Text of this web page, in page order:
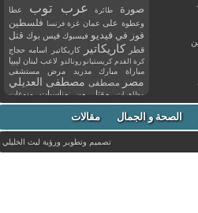
صورة طائرة عرب توب
عطا
وعطوة على عمان غزة فرنسا فلسطين
فوز في فيديو فيسبوك فيس بوك قتل
قطر كاريكاتير كاريكاتير اسامه حجاج
كرة القدم كريستيانو رونالدو لاعب لبنان ليبيا
مباراة مبارك مدريد مرض مستشفى
مصر مصطفى مصطفى العديلي
مظاهرات مقتل من مناسبات
منوعات
مواليد
موت ميسي ميلان نادي نشر
وفاة وفيات يوتيوب الصحة و الجمال مقالات
تصميم وتطوير ورؤيةليث الخليلي